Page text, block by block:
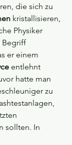
die sich zu
kristallisieren,
Physiker
Begriff
er einem
entlehnt
hatte man
zu
sollten. In